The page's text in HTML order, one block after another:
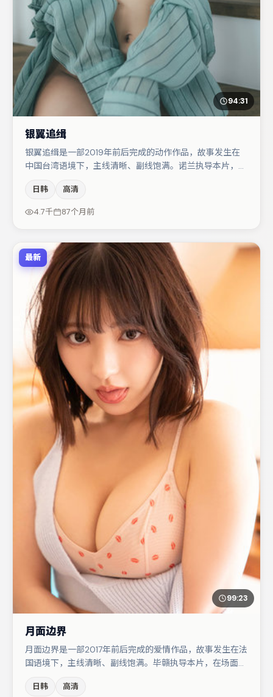
94:31
银翼追缉
银翼追缉是一部2019年前后完成的动作作品，故事发生在
中国台湾语境下，主线清晰、副线饱满。诺兰执导本片，在
当。主演阵容包括孔刘、谭卓、雷佳音等，角色动机前后呼
应，适合喜欢抠台词与伏笔的观众。整体完成度较高，适合
周末一口气追完。
日韩 高清
4.7千 87个月前
最新
99:23
月面边界
月面边界是一部2017年前后完成的爱情作品，故事发生在法
国语境下，主线清晰、副线饱满。毕赣执导本片，在场面调
阵容包括文淇、白宇、木村拓哉等，角色动机前后呼应，适
日韩 高清